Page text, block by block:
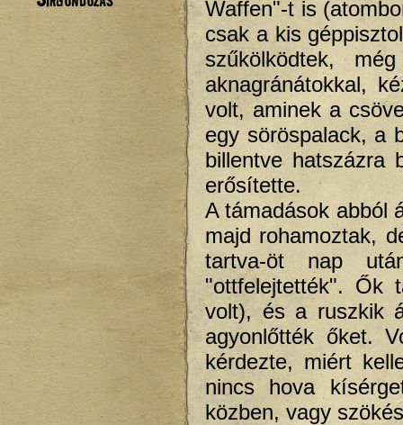
Waffen"-t is
csak a kis
szűkölködtek,
aknagránátokkal,
volt, aminek a
egy söröspalack, a
billentve hatszázra
erősítette.
A támadások abból
majd rohamoztak,
tartva-öt nap
"ottfelejtették". Ők
volt), és a ruszkik
agyonlőtték őket.
kérdezte, miért
nincs hova
közben, vagy